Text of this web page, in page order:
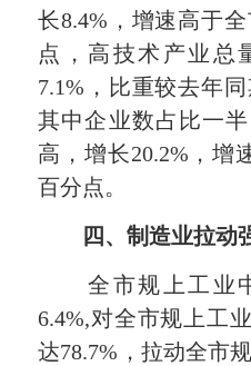
长8.4%，增速高于
点，高技术产业总
7.1%，比重较去年同
其中企业数占比一
高，增长20.2%，增
百分点。
四、制造业拉动
全市规上工业中
6.4%,对全市规上工
达78.7%，拉动全市